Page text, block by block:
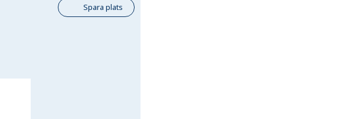
Spara plats